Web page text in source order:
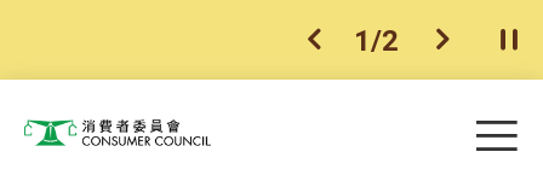
上一个
1/2 下一个开
消费者委员会 目